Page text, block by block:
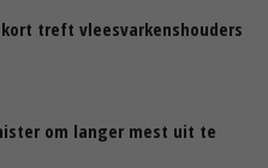
treft vleesvarkenshouders
om langer mest uit te